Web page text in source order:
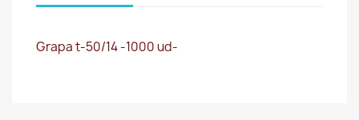
Grapa t-50/14 -1000 ud-